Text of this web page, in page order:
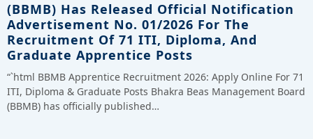
(BBMB) Has Released Official Notification
Advertisement No. 01/2026 For The
Recruitment Of 71 ITI, Diploma, And
Graduate Apprentice Posts
“`html BBMB Apprentice Recruitment 2026: Apply Online For 71
ITI, Diploma & Graduate Posts Bhakra Beas Management Board
(BBMB) has officially published…